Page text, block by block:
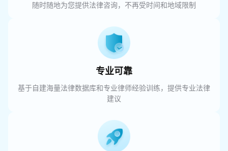
随时随地为您提供法律咨询，不再受时间和地域限制
专业可靠
基于自建海量法律数据库和专业律师经验训练，提供专业法律
建议